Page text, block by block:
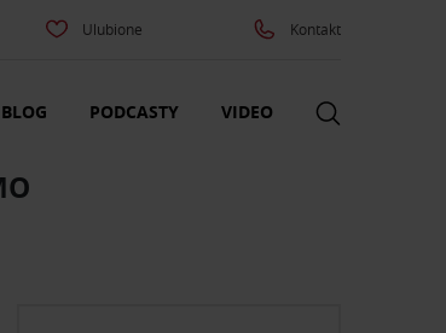
Ulubione Kontakt
BLOG PODCASTY VIDEO